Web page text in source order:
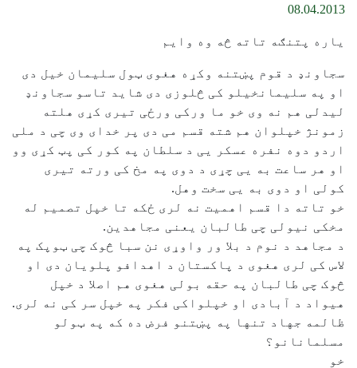
08.04.2013
یاره پتنګه تاته څه وه وایم
سجاونډ د قوم پښتنه وکړه هغوی ټول سلیمان خیل دی
او په سلیمانخیلو کی څلوزی دی شاید تاسو سجاونډ
لیدلی هم نه وی خو ما ورکی ورځی تیری کړی هلته
زمونژ خپلوان هم شته قسم می دی پر خدای وی چی د ملی
اردو دوه نفره عسکر یی د سلطان په کور کی پټ کړی وو
او هر ساعت به یی چړی د دوی په مخ کی ورته تیری
کولی او دوی به یی سخت وهل.
خو تاته دا قسم اهمیت نه لری ځکه تا خپل تصمیم له
مخکی نیولی چی طالبان یعنی مجاهدین.
د مجاهد د نوم د بلا ور واوړی نن سبا څوک چی ټوپک په
لاس کی لری هغوی د پاکستان د اهدافو پلویان دی او
څوک چی طالبان په حقه بولی هغوی هم اصلا د خپل
هیواد د آبادی او خپلواکی فکر په خپل سر کی نه لری.
ظالمه جهاد تنها په پښتنو فرض ده که په ټولو
مسلمانانو؟
خو